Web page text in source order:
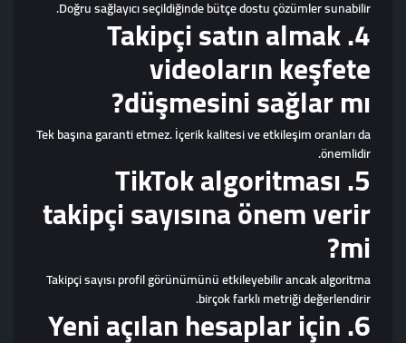
Doğru sağlayıcı seçildiğinde bütçe dostu çözümler sunabilir.
4. Takipçi satın almak
videoların keşfete
düşmesini sağlar mı?
Tek başına garanti etmez. İçerik kalitesi ve etkileşim oranları da
önemlidir.
5. TikTok algoritması
takipçi sayısına önem verir
mi?
Takipçi sayısı profil görünümünü etkileyebilir ancak algoritma
birçok farklı metriği değerlendirir.
6. Yeni açılan hesaplar için